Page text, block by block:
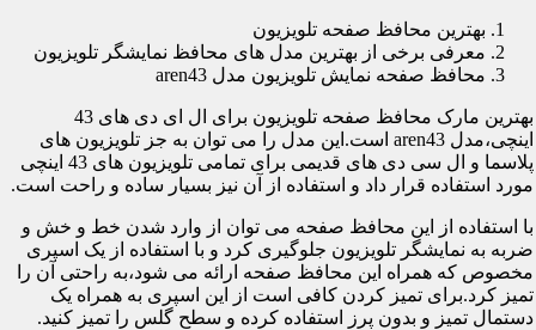
بهترین محافظ صفحه تلویزیون
معرفی برخی از بهترین مدل های محافظ نمایشگر تلویزیون
محافظ صفحه نمایش تلویزیون مدل aren43
بهترین مارک محافظ صفحه تلویزیون برای ال ای دی های 43
اینچی،مدل aren43 است.این مدل را می توان به جز تلویزیون های
پلاسما و ال سی دی های قدیمی برای تمامی تلویزیون های 43 اینچی
مورد استفاده قرار داد و استفاده از آن نیز بسیار ساده و راحت است.
با استفاده از این محافظ صفحه می توان از وارد شدن خط و خش و
ضربه به نمایشگر تلویزیون جلوگیری کرد و با استفاده از یک اسپری
مخصوص که همراه این محافظ صفحه ارائه می شود،به راحتی آن را
تمیز کرد.برای تمیز کردن کافی است از این اسپری به همراه یک
دستمال تمیز و بدون پرز استفاده کرده و سطح گلس را تمیز کنید.